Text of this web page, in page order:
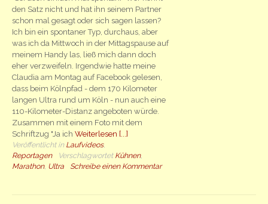
den Satz nicht und hat ihn seinem Partner
schon mal gesagt oder sich sagen lassen?
Ich bin ein spontaner Typ, durchaus, aber
was ich da Mittwoch in der Mittagspause auf
meinem Handy las, ließ mich dann doch
eher verzweifeln. Irgendwie hatte meine
Claudia am Montag auf Facebook gelesen,
dass beim Kölnpfad - dem 170 Kilometer
langen Ultra rund um Köln - nun auch eine
110-Kilometer-Distanz angeboten würde.
Zusammen mit einem Foto mit dem
Schriftzug "Ja ichWeiterlesen [...]
Veröffentlicht in Laufvideos,
Reportagen
Verschlagwortet Kühnen,
Marathon, Ultra Schreibe einen Kommentar